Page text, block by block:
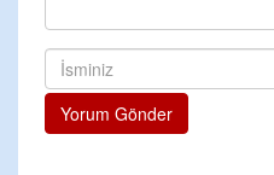
Yorum Gönder